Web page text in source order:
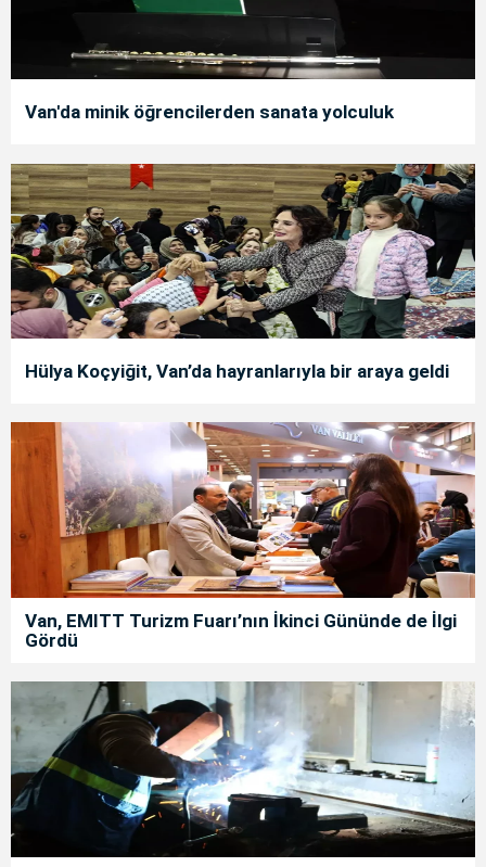
Van'da minik öğrencilerden sanata yolculuk
Hülya Koçyiğit, Van’da hayranlarıyla bir araya geldi
Van, EMITT Turizm Fuarı’nın İkinci Gününde de İlgi
Gördü